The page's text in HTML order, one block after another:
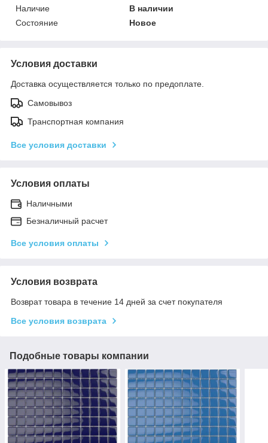
Наличие
В наличии
Состояние
Новое
Условия доставки
Доставка осуществляется только по предоплате.
Самовывоз
Транспортная компания
Все условия доставки
Условия оплаты
Наличными
Безналичный расчет
Все условия оплаты
Условия возврата
Возврат товара в течение 14 дней за счет покупателя
Все условия возврата
Подобные товары компании